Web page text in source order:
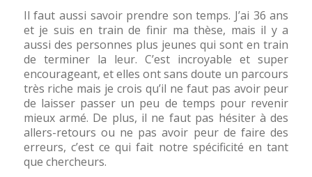
Il faut aussi savoir prendre son temps. J’ai 36 ans
et je suis en train de finir ma thèse, mais il y a
aussi des personnes plus jeunes qui sont en train
de terminer la leur. C’est incroyable et super
encourageant, et elles ont sans doute un parcours
très riche mais je crois qu’il ne faut pas avoir peur
de laisser passer un peu de temps pour revenir
mieux armé. De plus, il ne faut pas hésiter à des
allers-retours ou ne pas avoir peur de faire des
erreurs, c’est ce qui fait notre spécificité en tant
que chercheurs.